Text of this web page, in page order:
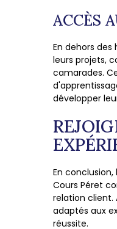
ACCÈS
En dehors
leurs projets,
camarades.
développer
En
Cours Péret
relation client.
adaptés aux
réussite.